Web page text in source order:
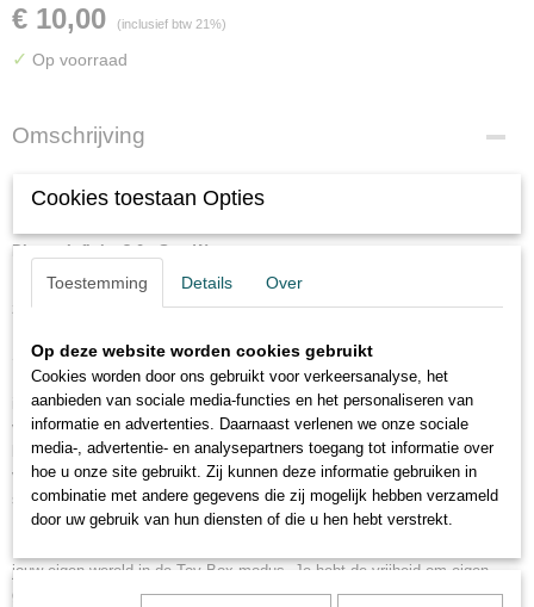
€ 10,00 (inclusief btw 21%)
✓ Op voorraad
Omschrijving
Kylo Ren
Disney Infinity 3.0 - Star Wars
Kylo Ren. Agent van de First Order die het sterrenstelsel terroriseert met
zijn kwaadaardige acties.
Speel met al je favoriete helden uit Star Wars Rebels. Speelbaar in de
Disney Infinity 3.0: Toy Box en alle Star Wars Play Sets. Ga op avontuur
in de Playsets of bouw je eigen wereld in de Toy Box. Kruip in de huid
van je favoriete helden uit Star Wars, Marvel, Disney en Disney•Pixar en
beleef jouw eigen avontuur! In de Toy Box kun je nu ook de omgevingen
van andere Disney Infinity spelers downloaden voor oneindig veel
speelplezier. Meer informatie op disney.nl/infinity.
jouw eigen wereld in de Toy Box modus. Je hebt de vrijheid om eigen
games te creëeren en in de huid te kruipen van je favoriete helden van
Cookies toestaan Opties
Toestemming Details Over
Op deze website worden cookies gebruikt
Cookies worden door ons gebruikt voor verkeersanalyse, het
aanbieden van sociale media-functies en het personaliseren van
informatie en advertenties. Daarnaast verlenen we onze sociale
media-, advertentie- en analysepartners toegang tot informatie over
hoe u onze site gebruikt. Zij kunnen deze informatie gebruiken in
combinatie met andere gegevens die zij mogelijk hebben verzameld
door uw gebruik van hun diensten of die u hen hebt verstrekt.